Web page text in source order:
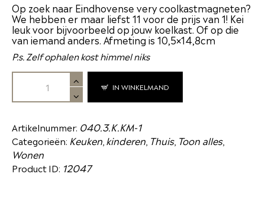
Op zoek naar Eindhovense very coolkastmagneten?
We hebben er maar liefst 11 voor de prijs van 1! Kei
leuk voor bijvoorbeeld op jouw koelkast. Of op die
van iemand anders. Afmeting is 10,5×14,8cm
P.s. Zelf ophalen kost himmel niks
IN WINKELMAND
Artikelnummer: 040.3.K.KM-1
Categorieën: Keuken kinderen Thuis, Toon alles,
Wonen
Product ID: 12047